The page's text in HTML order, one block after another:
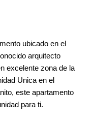
ubicado en el
arquitecto
excelente zona de la
Unica en el
este apartamento
para ti.